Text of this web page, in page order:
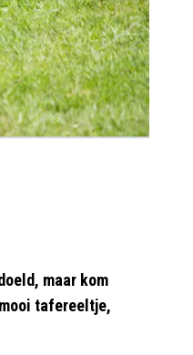
maar kom
tafereeltje,